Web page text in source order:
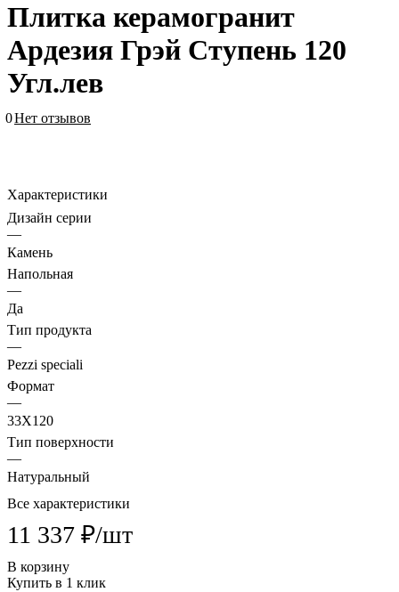
Плитка керамогранит
Ардезия Грэй Ступень 120
Угл.лев
0Нет отзывов
Характеристики
Дизайн серии
—
Камень
Напольная
—
Да
Тип продукта
—
Pezzi speciali
Формат
—
33X120
Тип поверхности
—
Натуральный
Все характеристики
11 337 ₽/шт
В корзину
Купить в 1 клик